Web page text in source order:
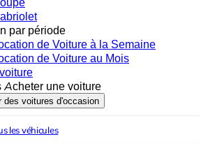
par période
de Voiture à la Semaine
de Voiture au Mois
Acheter une voiture
des voitures d'occasion
les véhicules